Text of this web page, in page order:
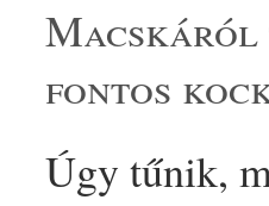
macskáról terjedt át emberre a madárinfluenza -
fontos
Úgy tűnik,